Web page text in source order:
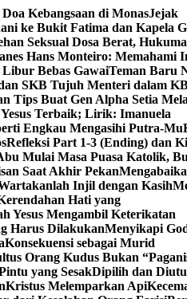
Kebangsaan di MonasJejak
ke Bukit Fatima dan Kapela
Seksual Dosa Berat,
Hans Monteiro: Memahami
Bebas GawaiTeman Baru
SKB Tujuh Menteri dalam
Tips Buat Gen Alpha Setia
Terbaik; Lirik: Imanuela
Engkau Mengasihi Putra-Mu
Refleksi Part 1-3 (Ending) dan
Mulai Masa Puasa Katolik,
Saat Akhir Pekan
Injil dengan Kasih
Hati yang
Yesus Mengambil Keterikatan
Harus DilakukanMenyikapi
Konsekuensi sebagai Murid
Orang Kudus Bukan
yang SesakDipilih dan
Kristus Melemparkan Api